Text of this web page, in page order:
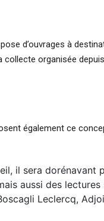
d’ouvrages à
organisée
également ce
il sera
aussi des
Leclercq,